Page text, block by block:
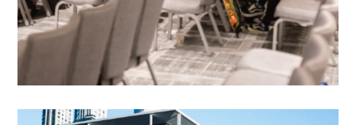
Governança corporativa
TECHNOLOGIES IN AI